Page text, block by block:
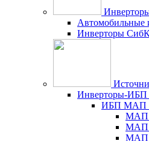
Автомобильные
Инверторы
Инверторы-
ИБП МАП
МАП
МАП
МАП